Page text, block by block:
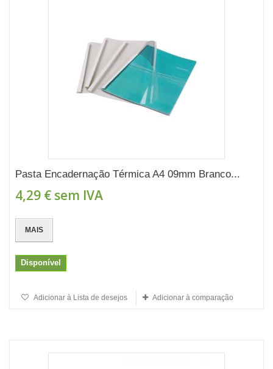
Pasta Encadernação Térmica A4 09mm Branco...
4,29 € sem IVA
MAIS
Disponível
Adicionar à Lista de desejos Adicionar à comparação